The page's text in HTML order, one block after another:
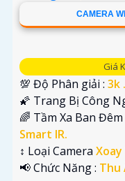
CAMERA
Giá
💯 Độ Phân giải : 3k .
🌠 Trang Bị Công
🌈 Tầm Xa Ban Đêm
Smart IR.
↕️ Loại Camera Xoay
️📢 Chức Năng : Thu